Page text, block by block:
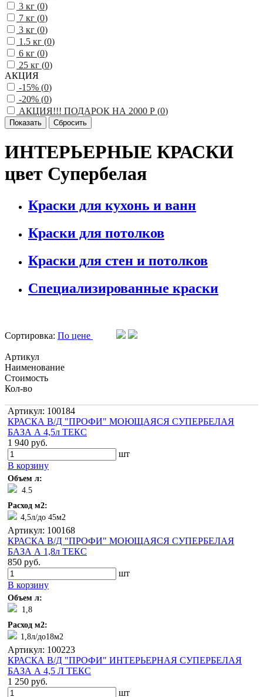
3 кг (0)
7 кг (0)
3 кг (0)
1.5 кг (0)
6 кг (0)
25 кг (0)
АКЦИЯ
-15% (0)
-20% (0)
АКЦИЯ!!! ПОДАРОК НА 2000 Р (0)
ИНТЕРЬЕРНЫЕ КРАСКИ
цвет Супербелая
Краски для кухонь и ванн
Краски для потолков
Краски для стен и потолков
Специализированные краски
Сортировка: По цене
Артикул
Наименование
Стоимость
Кол-во
Артикул: 100184
КРАСКА В/Д "ПРОФИ" МОЮЩАЯСЯ СУПЕРБЕЛАЯ
БАЗА А 4,5л ТЕКС
1 940 руб.
шт
В корзину
Объем л:
4.5
Расход м2:
4,5л/до 45м2
Артикул: 100168
КРАСКА В/Д "ПРОФИ" МОЮЩАЯСЯ СУПЕРБЕЛАЯ
БАЗА А 1,8л ТЕКС
850 руб.
шт
В корзину
Объем л:
1,8
Расход м2:
1,8л/до18м2
Артикул: 100223
КРАСКА В/Д "ПРОФИ" ИНТЕРЬЕРНАЯ СУПЕРБЕЛАЯ
БАЗА А 4,5 Л ТЕКС
1 250 руб.
шт